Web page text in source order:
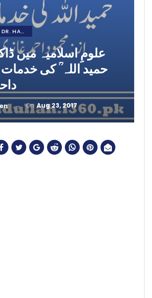
ARTICLES ON DR. HAMIDULLAH
علومِ اسلامیہ میں
حمید اللہ ؒ کی
On Aug 23, 2017